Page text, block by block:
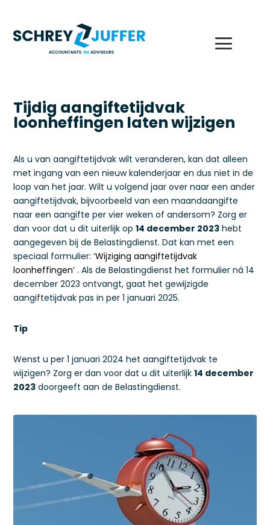
Tijdig aangiftetijdvak
loonheffingen laten wijzigen
Als u van aangiftetijdvak wilt veranderen, kan dat alleen
met ingang van een nieuw kalenderjaar en dus niet in de
loop van het jaar. Wilt u volgend jaar over naar een ander
aangiftetijdvak, bijvoorbeeld van een maandaangifte
naar een aangifte per vier weken of andersom? Zorg er
dan voor dat u dit uiterlijk op14 december 2023 hebt
aangegeven bij de Belastingdienst. Dat kan met een
speciaal formulier: ‘Wijziging aangiftetijdvak
loonheffingen’. Als de Belastingdienst het formulier ná 14
december 2023 ontvangt, gaat het gewijzigde
aangiftetijdvak pas in per 1 januari 2025.
Tip
Wenst u per 1 januari 2024 het aangiftetijdvak te
wijzigen? Zorg er dan voor dat u dit uiterlijk14 december
2023 doorgeeft aan de Belastingdienst.